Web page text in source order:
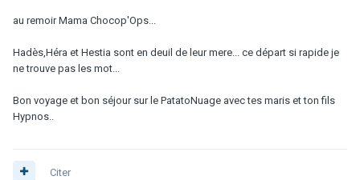
au remoir Mama Chocop'Ops...
Hadès,Héra et Hestia sont en deuil de leur mere... ce départ si rapide je
ne trouve pas les mot...
Bon voyage et bon séjour sur le PatatoNuage avec tes maris et ton fils
Hypnos..
Citer